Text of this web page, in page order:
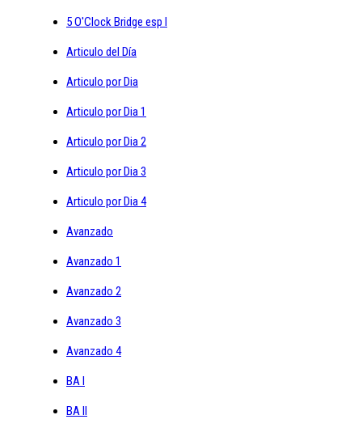
5 O'Clock Bridge esp I
Articulo del Día
Articulo por Dia
Articulo por Dia 1
Articulo por Dia 2
Articulo por Dia 3
Articulo por Dia 4
Avanzado
Avanzado 1
Avanzado 2
Avanzado 3
Avanzado 4
BA I
BA II